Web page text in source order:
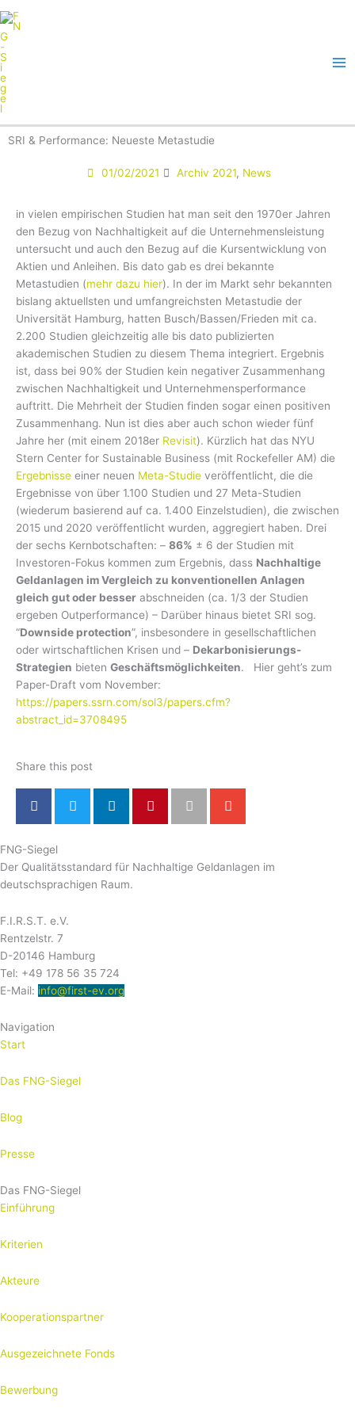
Inhalt
springen
SRI & Performance: Neueste Metastudie
01/02/2021 Archiv 2021, News
in vielen empirischen Studien hat man seit den 1970er Jahren
den Bezug von Nachhaltigkeit auf die Unternehmensleistung
untersucht und auch den Bezug auf die Kursentwicklung von
Aktien und Anleihen. Bis dato gab es drei bekannte
Metastudien (mehr dazu hier). In der im Markt sehr bekannten
bislang aktuellsten und umfangreichsten Metastudie der
Universität Hamburg, hatten Busch/Bassen/Frieden mit ca.
2.200 Studien gleichzeitig alle bis dato publizierten
akademischen Studien zu diesem Thema integriert. Ergebnis
ist, dass bei 90% der Studien kein negativer Zusammenhang
zwischen Nachhaltigkeit und Unternehmensperformance
auftritt. Die Mehrheit der Studien finden sogar einen positiven
Zusammenhang. Nun ist dies aber auch schon wieder fünf
Jahre her (mit einem 2018er Revisit). Kürzlich hat das NYU
Stern Center for Sustainable Business (mit Rockefeller AM) die
Ergebnisse einer neuen Meta-Studie veröffentlicht, die die
Ergebnisse von über 1.100 Studien und 27 Meta-Studien
(wiederum basierend auf ca. 1.400 Einzelstudien), die zwischen
2015 und 2020 veröffentlicht wurden, aggregiert haben. Drei
der sechs Kernbotschaften: – 86% ± 6 der Studien mit
Investoren-Fokus kommen zum Ergebnis, dass Nachhaltige
Geldanlagen im Vergleich zu konventionellen Anlagen
gleich gut oder besser abschneiden (ca. 1/3 der Studien
ergeben Outperformance) – Darüber hinaus bietet SRI sog.
“Downside protection”, insbesondere in gesellschaftlichen
oder wirtschaftlichen Krisen und – Dekarbonisierungs-
Strategien bieten Geschäftsmöglichkeiten. Hier geht’s zum
Paper-Draft vom November:
https://papers.ssrn.com/sol3/papers.cfm?
abstract_id=3708495
Share this post
FNG-Siegel
Der Qualitätsstandard für Nachhaltige Geldanlagen im
deutschsprachigen Raum.
F.I.R.S.T. e.V.
Rentzelstr. 7
D-20146 Hamburg
Tel: +49 178 56 35 724
E-Mail: info@first-ev.org
Navigation
Start
Das FNG-Siegel
Blog
Presse
Das FNG-Siegel
Einführung
Kriterien
Akteure
Kooperationspartner
Ausgezeichnete Fonds
Bewerbung